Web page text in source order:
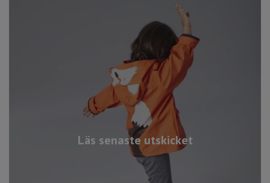
Läs senaste utskicket